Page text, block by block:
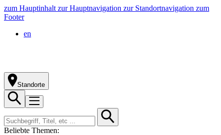
zum Hauptinhalt zur Hauptnavigation zur Standortnavigation zum
Footer
en
Standorte
Beliebte Themen: